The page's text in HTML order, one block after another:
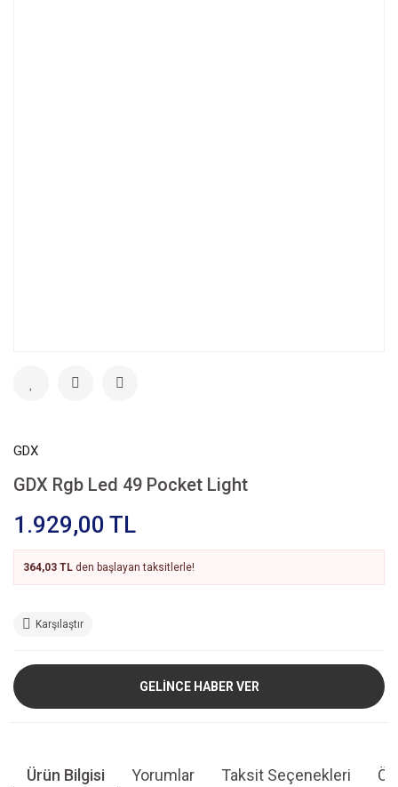
GDX
GDX Rgb Led 49 Pocket Light
1.929,00 TL
364,03 TL den başlayan taksitlerle!
Karşılaştır
GELİNCE HABER VER
Ürün Bilgisi Yorumlar Taksit Seçenekleri